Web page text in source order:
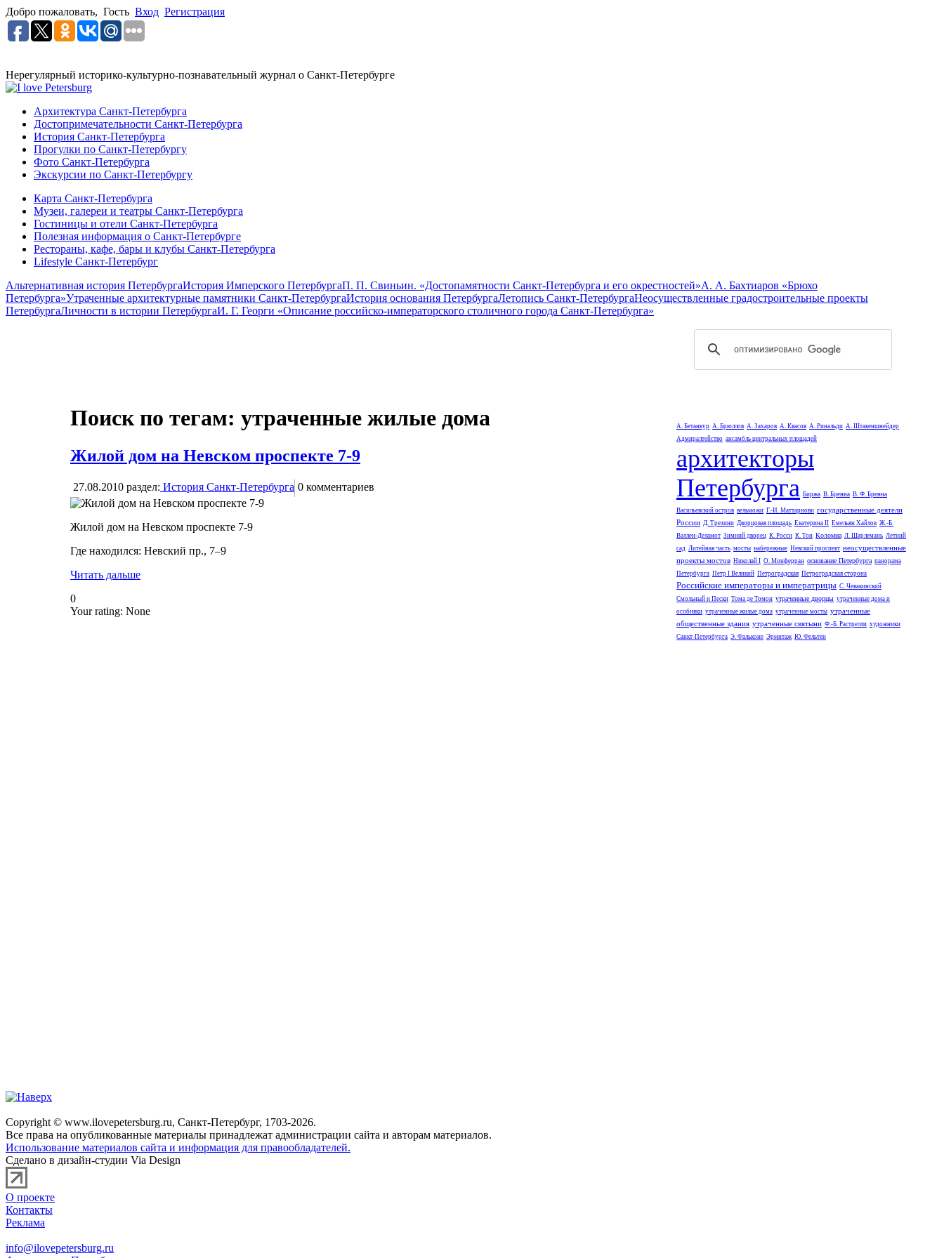
Добро пожаловать, Гость Вход Регистрация
Нерегулярный историко-культурно-познавательный журнал о Санкт-Петербурге
Архитектура Санкт-Петербурга
Достопримечательности Санкт-Петербурга
История Санкт-Петербурга
Прогулки по Санкт-Петербургу
Фото Санкт-Петербурга
Экскурсии по Санкт-Петербургу
Карта Санкт-Петербурга
Музеи, галереи и театры Санкт-Петербурга
Гостиницы и отели Санкт-Петербурга
Полезная информация о Санкт-Петербурге
Рестораны, кафе, бары и клубы Санкт-Петербурга
Lifestyle Санкт-Петербург
Альтернативная история ПетербургаИстория Имперского ПетербургаП. П. Свиньин. «Достопамятности Санкт-Петербурга и его окрестностей»А. А. Бахтиаров «Брюхо
Петербурга»Утраченные архитектурные памятники Санкт-ПетербургаИстория основания ПетербургаЛетопись Санкт-ПетербургаНеосуществленные градостроительные проекты
ПетербургаЛичности в истории ПетербургаИ. Г. Георги «Описание российско-императорского столичного города Санкт-Петербурга»
Поиск по тегам: утраченные жилые дома
Жилой дом на Невском проспекте 7-9
27.08.2010 раздел: История Санкт-Петербурга 0 комментариев
Жилой дом на Невском проспекте 7-9
Где находился: Невский пр., 7–9
Читать дальше
0
Your rating: None
А. Бетанкур А. Брюллов А. Захаров А. Квасов А. Ринальди А. Штакеншнейдер
Адмиралтейство ансамбль центральных площадей
архитекторы
Петербурга Биржа В. Бренна В. Ф. Бренна
Васильевский остров вельможи Г.-И. Маттарнови государственные деятели
России Д. Трезини Дворцовая площадь Екатерина II Емельян Хайлов Ж.-Б.
Валлен-Деламот Зимний дворец К. Росси К. Тон Коломна Л. Шарлемань Летний
сад Литейная часть мосты набережные Невский проспект неосуществленные
проекты мостов Николай I О. Монферран основание Петербурга панорама
Петербурга Петр I Великий Петроградская Петроградская сторона
Российские императоры и императрицы С. Чевакинский
Смольный и Пески Тома де Томон утраченные дворцы утраченные дома и
особняки утраченные жилые дома утраченные мосты утраченные
общественные здания утраченные святыни Ф.-Б. Растрелли художники
Санкт-Петербурга Э. Фальконе Эрмитаж Ю. Фельтен
Copyright © www.ilovepetersburg.ru, Санкт-Петербург, 1703-2026.
Все права на опубликованные материалы принадлежат администрации сайта и авторам материалов.
Использование материалов сайта и информация для правообладателей.
Сделано в дизайн-студии Via Design
О проекте
Контакты
Реклама
info@ilovepetersburg.ru